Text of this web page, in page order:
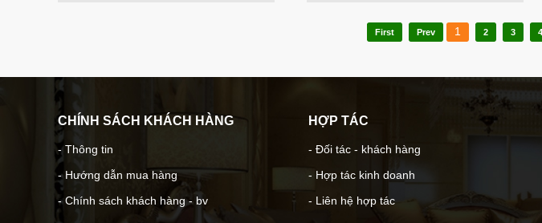
First Prev 1 2 3 4
CHÍNH SÁCH KHÁCH HÀNG
- Thông tin
- Hướng dẫn mua hàng
- Chính sách khách hàng - bv
HỢP TÁC
- Đối tác - khách hàng
- Hợp tác kinh doanh
- Liên hệ hợp tác